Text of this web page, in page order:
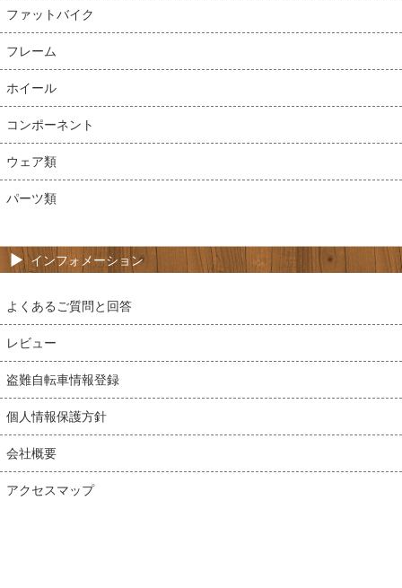
ファットバイク
フレーム
ホイール
コンポーネント
ウェア類
パーツ類
インフォメーション
よくあるご質問と回答
レビュー
盗難自転車情報登録
個人情報保護方針
会社概要
アクセスマップ